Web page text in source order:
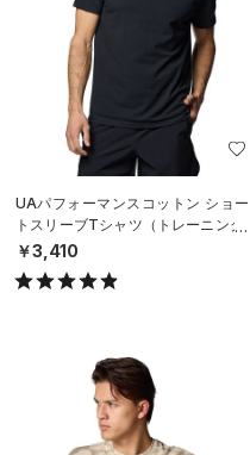
UAパフォーマンスコットン ショー
トスリーブTシャツ（トレーニング/
MEN）
￥3,410